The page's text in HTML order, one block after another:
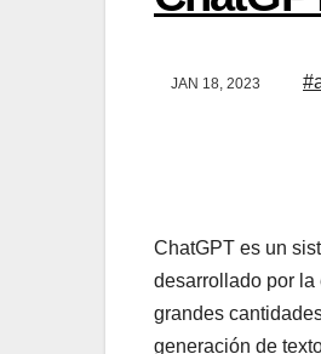
JAN 18, 2023